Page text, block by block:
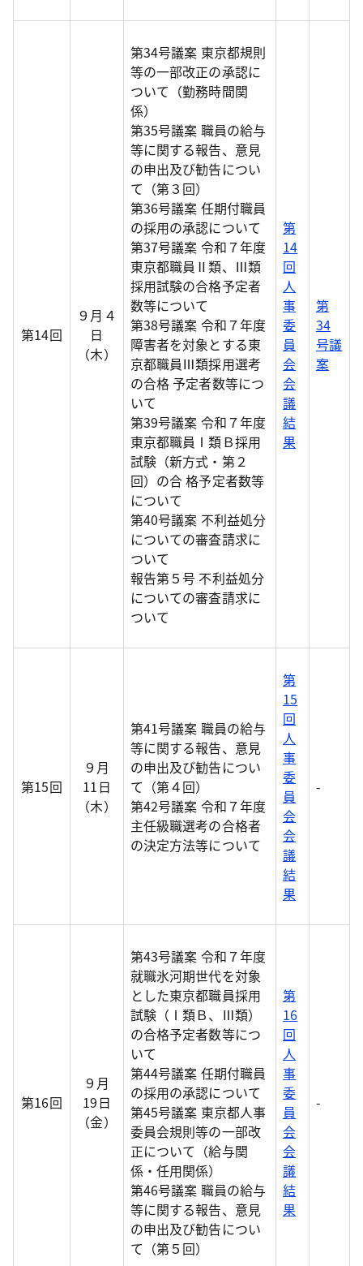
第14回
９月４
日
（木）
第34号議案 東京都規則
等の一部改正の承認に
ついて（勤務時間関
係）
第35号議案 職員の給与
等に関する報告、意見
の申出及び勧告につい
て（第３回）
第36号議案 任期付職員
の採用の承認について
第37号議案 令和７年度
東京都職員Ⅱ類、Ⅲ類
採用試験の合格予定者
数等について
第38号議案 令和７年度
障害者を対象とする東
京都職員Ⅲ類採用選考
の合格 予定者数等につ
いて
第39号議案 令和７年度
東京都職員Ⅰ類Ｂ採用
試験（新方式・第２
回）の合 格予定者数等
について
第40号議案 不利益処分
についての審査請求に
ついて
報告第５号 不利益処分
についての審査請求に
ついて
第
14
回
人
事
委
員
会
会
議
結
果
第
34
号議
案
第15回
９月
11日
（木）
第41号議案 職員の給与
等に関する報告、意見
の申出及び勧告につい
て（第４回）
第42号議案 令和７年度
主任級職選考の合格者
の決定方法等について
第
15
回
人
事
委
員
会
会
議
結
果
-
第16回
９月
19日
（金）
第43号議案 令和７年度
就職氷河期世代を対象
とした東京都職員採用
試験（Ⅰ類Ｂ、Ⅲ類）
の合格予定者数等につ
いて
第44号議案 任期付職員
の採用の承認について
第45号議案 東京都人事
委員会規則等の一部改
正について（給与関
係・任用関係）
第46号議案 職員の給与
等に関する報告、意見
の申出及び勧告につい
て（第５回）
第
16
回
人
事
委
員
会
会
議
結
果
-